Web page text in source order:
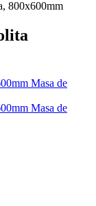
Masa de
Masa de